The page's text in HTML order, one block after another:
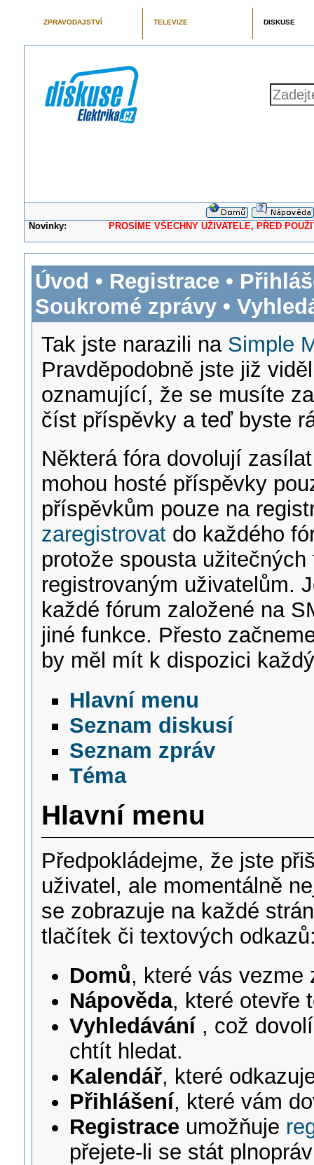
ZPRAVODAJSTVÍ TELEVIZE DISKUSE
Novinky: PROSÍME VŠECHNY UŽIVATELE, PŘED
Úvod • Registrace •
Soukromé zprávy•
Tak jste narazili na Simple
Pravděpodobně jste již
oznamující, že se musíte
číst příspěvky a teď byste
Některá fóra dovolují
mohou hosté příspěvky
příspěvkům pouze na
zaregistrovat do každého
protože spousta
registrovaným uživatelům.
každé fórum založené na
jiné funkce. Přesto
by měl mít k dispozici
Hlavní menu
Seznam diskusí
Seznam zpráv
Téma
Hlavní menu
Předpokládejme, že jste
uživatel, ale momentálně
se zobrazuje na každé
tlačítek či textových
Domů, které vás vezme
Nápověda, které otevře
Vyhledávání , což
chtít hledat.
Kalendář, které
Přihlášení, které vám
Registrace umožňuje
přejete-li se stát